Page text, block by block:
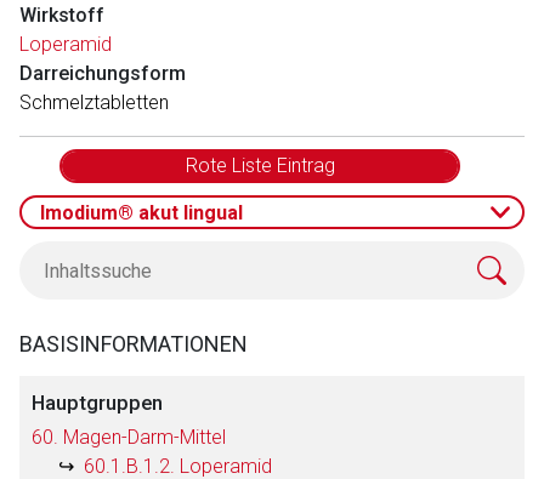
Wirkstoff
Loperamid
Darreichungsform
Schmelztabletten
Rote Liste Eintrag
Imodium® akut lingual
BASISINFORMATIONEN
Hauptgruppen
60. Magen-Darm-Mittel
60.1.B.1.2. Loperamid